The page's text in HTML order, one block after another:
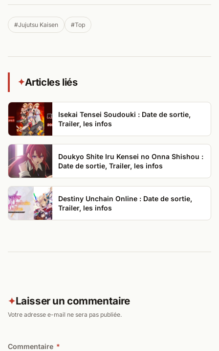
#Jujutsu Kaisen #Top
✦Articles liés
Isekai Tensei Soudouki : Date de sortie,
Trailer, les infos
Doukyo Shite Iru Kensei no Onna Shishou :
Date de sortie, Trailer, les infos
Destiny Unchain Online : Date de sortie,
Trailer, les infos
✦Laisser un commentaire
Votre adresse e-mail ne sera pas publiée.
Commentaire *